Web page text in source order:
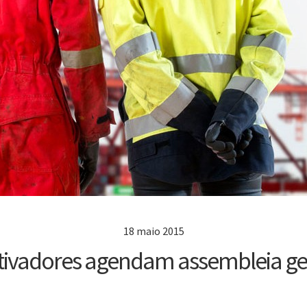
18 maio 2015
agendam assembleia